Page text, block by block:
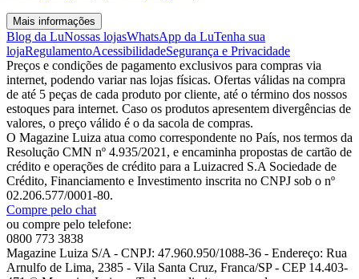
Mais informações
Blog da LuNossas lojasWhatsApp da LuTenha sua
lojaRegulamentoAcessibilidadeSegurança e Privacidade
Preços e condições de pagamento exclusivos para compras via
internet, podendo variar nas lojas físicas. Ofertas válidas na compra
de até 5 peças de cada produto por cliente, até o término dos nossos
estoques para internet. Caso os produtos apresentem divergências de
valores, o preço válido é o da sacola de compras.
O Magazine Luiza atua como correspondente no País, nos termos da
Resolução CMN nº 4.935/2021, e encaminha propostas de cartão de
crédito e operações de crédito para a Luizacred S.A Sociedade de
Crédito, Financiamento e Investimento inscrita no CNPJ sob o nº
02.206.577/0001-80.
Compre pelo chat
ou compre pelo telefone:
0800 773 3838
Magazine Luiza S/A - CNPJ: 47.960.950/1088-36 - Endereço: Rua
Arnulfo de Lima, 2385 - Vila Santa Cruz, Franca/SP - CEP 14.403-